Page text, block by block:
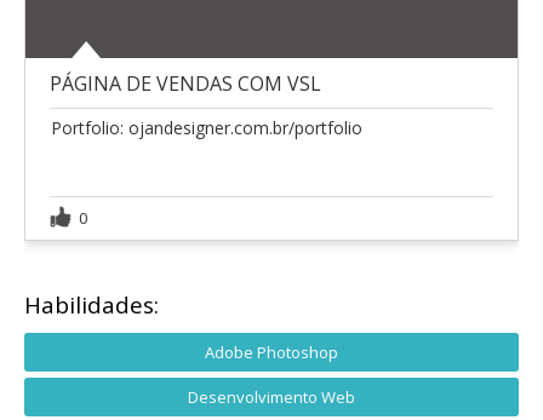
PÁGINA DE VENDAS COM VSL
Portfolio: ojandesigner.com.br/portfolio
0
Habilidades:
Adobe Photoshop
Desenvolvimento Web